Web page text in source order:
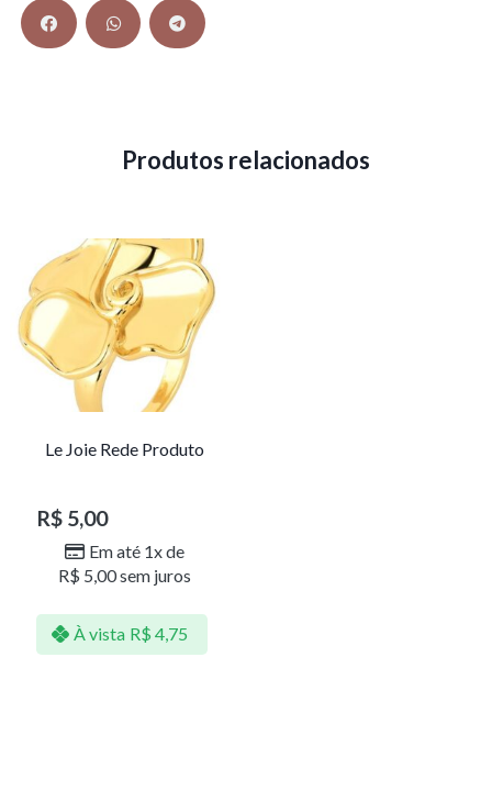
Produtos relacionados
Le Joie Rede Produto
R$ 5,00
Em até 1x de
R$ 5,00sem juros
À vista R$ 4,75